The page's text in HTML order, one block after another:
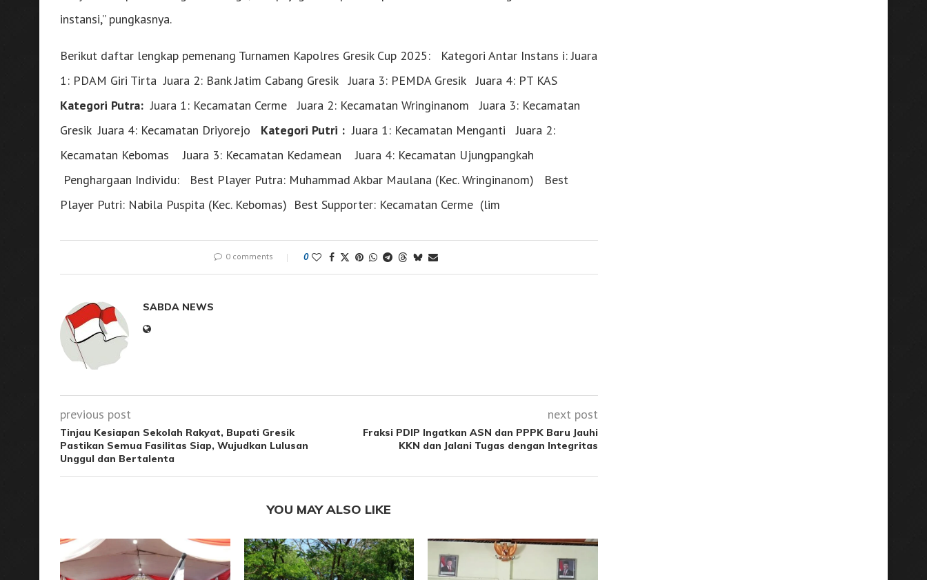
instansi,” pungkasnya.
Berikut daftar lengkap pemenang Turnamen Kapolres Gresik Cup 2025: Kategori Antar Instans i: Juara
1: PDAM Giri Tirta Juara 2: Bank Jatim Cabang Gresik Juara 3: PEMDA Gresik Juara 4: PT KAS
Kategori Putra: Juara 1: Kecamatan Cerme Juara 2: Kecamatan Wringinanom Juara 3: Kecamatan
Gresik Juara 4: Kecamatan Driyorejo
Kategori Putri :Juara 1: Kecamatan Menganti Juara 2:
Kecamatan Kebomas Juara 3: Kecamatan Kedamean Juara 4: Kecamatan Ujungpangkah
Penghargaan Individu: Best Player Putra: Muhammad Akbar Maulana (Kec. Wringinanom) Best
Player Putri: Nabila Puspita (Kec. Kebomas) Best Supporter: Kecamatan Cerme (lim
0 comments 0
SABDA NEWS
previous post
Tinjau Kesiapan Sekolah Rakyat, Bupati Gresik
Pastikan Semua Fasilitas Siap, Wujudkan Lulusan
Unggul dan Bertalenta
next post
Fraksi PDIP Ingatkan ASN dan PPPK Baru Jauhi
KKN dan Jalani Tugas dengan Integritas
YOU MAY ALSO LIKE